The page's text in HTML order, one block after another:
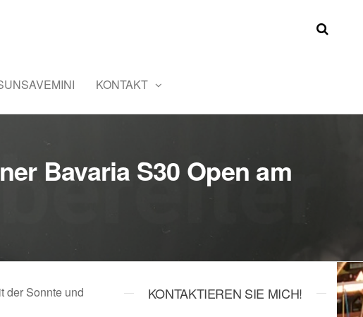
KONTAKT
Bavaria S30 Open am
der Sonnte und
KONTAKTIEREN SIE MICH!